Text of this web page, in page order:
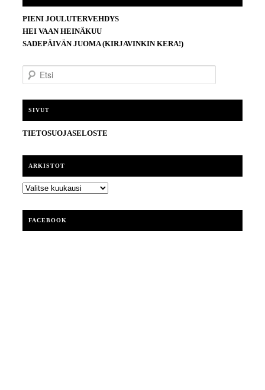
PIENI JOULUTERVEHDYS
HEI VAAN HEINÄKUU
SADEPÄIVÄN JUOMA (KIRJAVINKIN KERA!)
t
SIVUT
TIETOSUOJASELOSTE
ARKISTOT
ARKISTOT
FACEBOOK